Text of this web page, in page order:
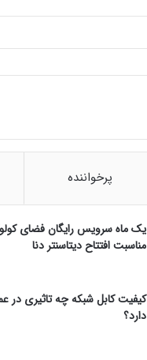
پرخواننده
یک ماه سرویس رایگان فضای
مناسبت افتتاح دیتاسنتر دنا
کیفیت کابل شبکه چه تاثیری در
دارد؟